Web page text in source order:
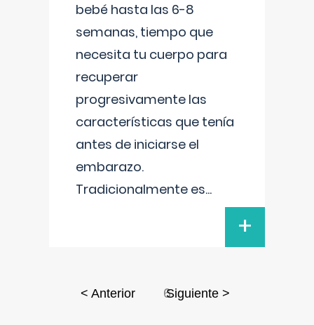
bebé hasta las 6-8
semanas, tiempo que
necesita tu cuerpo para
recuperar
progresivamente las
características que tenía
antes de iniciarse el
embarazo.
Tradicionalmente es...
+
< Anterior 6Siguiente >